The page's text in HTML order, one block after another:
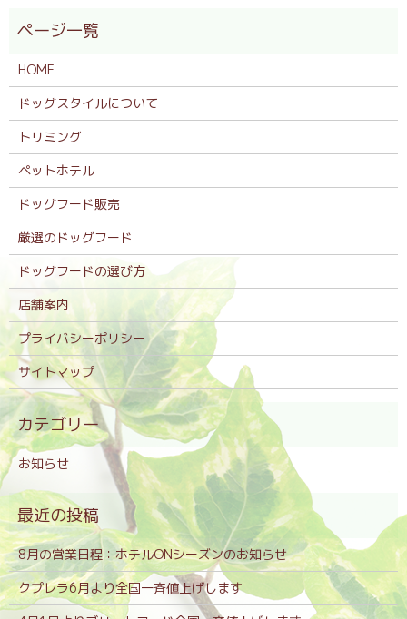
HOME
ドッグスタイルについて
トリミング
ペットホテル
ドッグフード販売
厳選のドッグフード
ドッグフードの選び方
店舗案内
プライバシーポリシー
サイトマップ
お知らせ
8月の営業日程：ホテルONシーズンのお知らせ
クプレラ6月より全国一斉値上げします